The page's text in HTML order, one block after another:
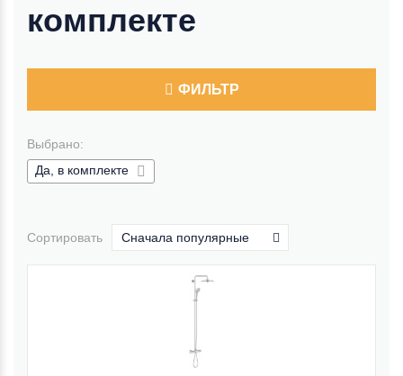
комплекте
ФИЛЬТР
Выбрано:
Да, в комплекте
Сортировать Сначала популярные